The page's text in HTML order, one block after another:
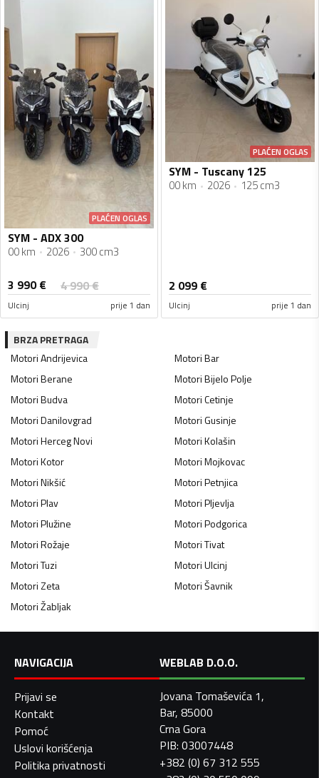
PLAĆEN OGLAS
SYM - ADX 300
00 km 2026 300 cm3
3 990€ 4 990€
Ulcinj prije 1 dan
PLAĆEN OGLAS
SYM - Tuscany 125
00 km 2026 125 cm3
2 099 €
Ulcinj prije 1 dan
BRZA PRETRAGA
MotoriAndrijevica MotoriBar
MotoriBerane MotoriBijelo Polje
MotoriBudva MotoriCetinje
MotoriDanilovgrad MotoriGusinje
MotoriHerceg Novi MotoriKolašin
MotoriKotor MotoriMojkovac
MotoriNikšić MotoriPetnjica
MotoriPlav MotoriPljevlja
MotoriPlužine MotoriPodgorica
MotoriRožaje MotoriTivat
MotoriTuzi MotoriUlcinj
MotoriZeta MotoriŠavnik
MotoriŽabljak
NAVIGACIJA
Prijavi se
Kontakt
Pomoć
Uslovi korišćenja
Politika privatnosti
WEBLAB D.O.O.
Jovana Tomaševića 1,
Bar, 85000
Crna Gora
PIB: 03007448
+382 (0) 67 312 555